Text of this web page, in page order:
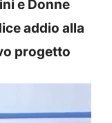
e Donne
addio alla
progetto